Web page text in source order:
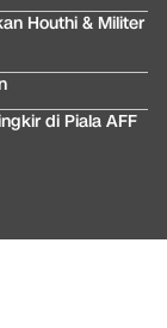
Houthi & Militer
di Piala AFF